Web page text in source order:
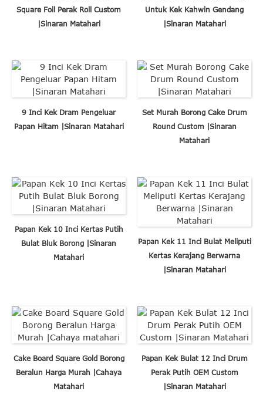
Square Foil Perak Roll Custom
|Sinaran Matahari
Untuk Kek Kahwin Gendang
|Sinaran Matahari
9 Inci Kek Dram Pengeluar
Papan Hitam |Sinaran Matahari
Set Murah Borong Cake Drum
Round Custom |Sinaran
Matahari
Papan Kek 10 Inci Kertas Putih
Bulat Bluk Borong |Sinaran
Matahari
Papan Kek 11 Inci Bulat Meliputi
Kertas Kerajang Berwarna
|Sinaran Matahari
Cake Board Square Gold Borong
Beralun Harga Murah |Cahaya
Matahari
Papan Kek Bulat 12 Inci Drum
Perak Putih OEM Custom
|Sinaran Matahari